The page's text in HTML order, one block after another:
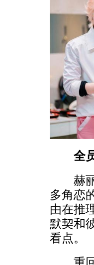
全
赫丽
多角恋
由在推
默契和
看点。